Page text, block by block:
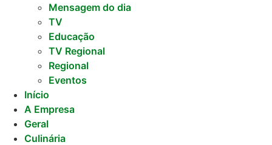
Mensagem do dia
TV
Educação
TV Regional
Regional
Eventos
Início
A Empresa
Geral
Culinária